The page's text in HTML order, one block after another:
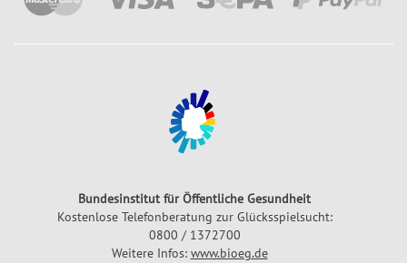
Bundesinstitut für Öffentliche Gesundheit
Kostenlose Telefonberatung zur Glücksspielsucht:
0800 / 1372700
Weitere Infos: www.bioeg.de